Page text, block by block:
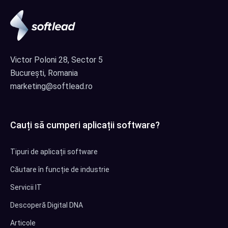
Victor Poloni 28, Sector 5
București, Romania
marketing@softlead.ro
Cauți să cumperi aplicații software?
Tipuri de aplicații software
Căutare în funcție de industrie
Servicii IT
Descoperă Digital DNA
Articole